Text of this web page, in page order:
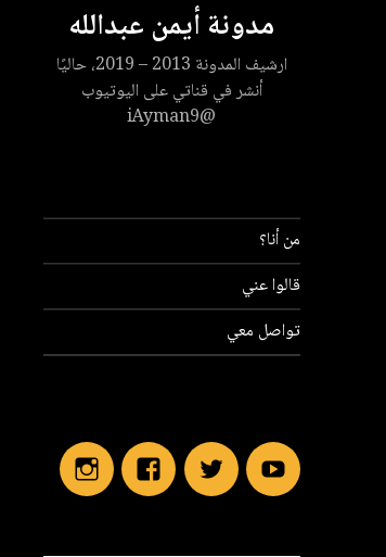
مدونة أيمن عبدالله
ارشيف المدونة 2013 – 2019، حاليًا
أنشر في قناتي على اليوتيوب
@iAyman9
من أنا؟
قالوا عني
تواصل معي
Youtube
Twitter
Facebook
Instagram